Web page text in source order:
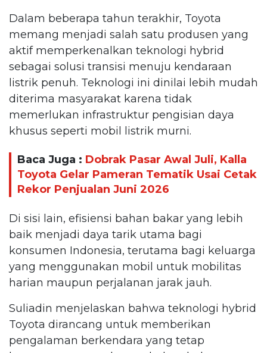
Dalam beberapa tahun terakhir, Toyota
memang menjadi salah satu produsen yang
aktif memperkenalkan teknologi hybrid
sebagai solusi transisi menuju kendaraan
listrik penuh. Teknologi ini dinilai lebih mudah
diterima masyarakat karena tidak
memerlukan infrastruktur pengisian daya
khusus seperti mobil listrik murni.
Baca Juga : Dobrak Pasar Awal Juli, Kalla
Toyota Gelar Pameran Tematik Usai Cetak
Rekor Penjualan Juni 2026
Di sisi lain, efisiensi bahan bakar yang lebih
baik menjadi daya tarik utama bagi
konsumen Indonesia, terutama bagi keluarga
yang menggunakan mobil untuk mobilitas
harian maupun perjalanan jarak jauh.
Suliadin menjelaskan bahwa teknologi hybrid
Toyota dirancang untuk memberikan
pengalaman berkendara yang tetap